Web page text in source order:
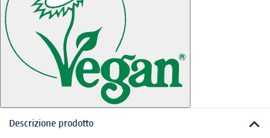
Descrizione prodotto